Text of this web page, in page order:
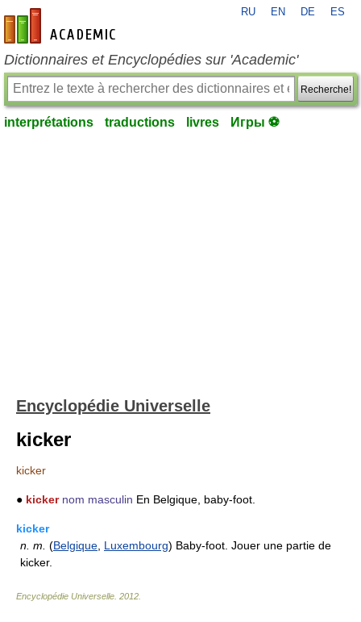
fr-academic.com
RU EN DE ES
Dictionnaires et Encyclopédies sur 'Academic'
Recherche!
interprétations traductions livres Игры ⚽
Encyclopédie Universelle
kicker
kicker
● kicker nom masculin En Belgique, baby-foot.
kicker
n. m. (Belgique Luxembourg) Baby-foot. Jouer une partie de
kicker.
Encyclopédie Universelle 2012